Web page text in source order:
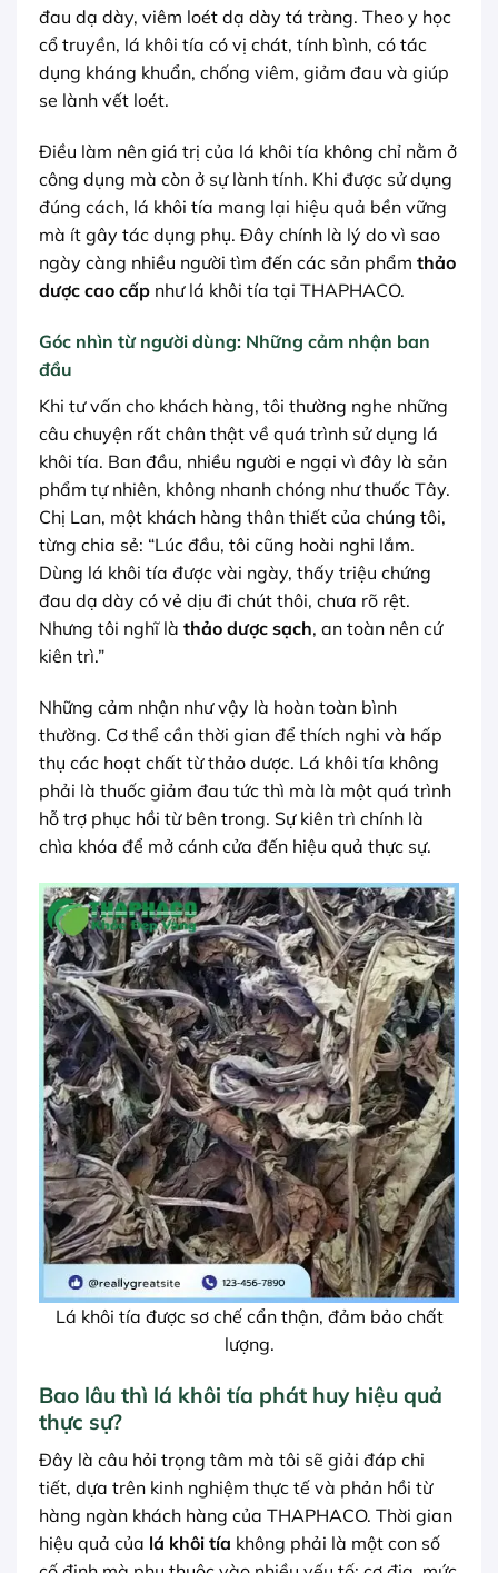
đau dạ dày, viêm loét dạ dày tá tràng. Theo y học
cổ truyền, lá khôi tía có vị chát, tính bình, có tác
dụng kháng khuẩn, chống viêm, giảm đau và giúp
se lành vết loét.
Điều làm nên giá trị của lá khôi tía không chỉ nằm ở
công dụng mà còn ở sự lành tính. Khi được sử dụng
đúng cách, lá khôi tía mang lại hiệu quả bền vững
mà ít gây tác dụng phụ. Đây chính là lý do vì sao
ngày càng nhiều người tìm đến các sản phẩm thảo
dược cao cấp như lá khôi tía tại THAPHACO.
Góc nhìn từ người dùng: Những cảm nhận ban
đầu
Khi tư vấn cho khách hàng, tôi thường nghe những
câu chuyện rất chân thật về quá trình sử dụng lá
khôi tía. Ban đầu, nhiều người e ngại vì đây là sản
phẩm tự nhiên, không nhanh chóng như thuốc Tây.
Chị Lan, một khách hàng thân thiết của chúng tôi,
từng chia sẻ: “Lúc đầu, tôi cũng hoài nghi lắm.
Dùng lá khôi tía được vài ngày, thấy triệu chứng
đau dạ dày có vẻ dịu đi chút thôi, chưa rõ rệt.
Nhưng tôi nghĩ là thảo dược sạch, an toàn nên cứ
kiên trì.”
Những cảm nhận như vậy là hoàn toàn bình
thường. Cơ thể cần thời gian để thích nghi và hấp
thụ các hoạt chất từ thảo dược. Lá khôi tía không
phải là thuốc giảm đau tức thì mà là một quá trình
hỗ trợ phục hồi từ bên trong. Sự kiên trì chính là
chìa khóa để mở cánh cửa đến hiệu quả thực sự.
Lá khôi tía được sơ chế cẩn thận, đảm bảo chất
lượng.
Bao lâu thì lá khôi tía phát huy hiệu quả
thực sự?
Đây là câu hỏi trọng tâm mà tôi sẽ giải đáp chi
tiết, dựa trên kinh nghiệm thực tế và phản hồi từ
hàng ngàn khách hàng của THAPHACO. Thời gian
hiệu quả của lá khôi tía không phải là một con số